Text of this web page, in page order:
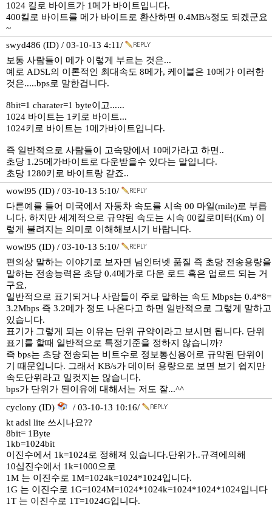
1024 킬로 바이트가 1메가 바이트입니다.
400킬로 바이트를 메가 바이트로 환산하면 0.4MB/s정도 되겠군요
~
swyd486 (ID) / 03-10-13 4:11/
보통 사람들이 메가 이렇게 부르는 것은...
예로 ADSL의 이론적인 최대속도 8메가, 케이블은 10메가 이러한
것은.....bps로 말한겁니다.
8bit=1 charater=1 byte이고......
1024 바이트는 1키로 바이트...
1024키로 바이트는 1메가바이트입니다.
즉 일반적으로 사람들이 고속망에서 10메가라고 하면..
초당 1.25메가바이트로 다운받을수 있다는 말입니다.
초당 1280키로 바이트랑 같죠..
wowl95 (ID) / 03-10-13 5:10/
다른예를 들어 미국에서 자동차 속도를 시속 00 마일(mile)로 부릅
니다. 하지만 세계적으로 규약된 속도는 시속 00킬로미터(Km) 이
렇게 불려지는 의미로 이해해보시기 바랍니다.
wowl95 (ID) / 03-10-13 5:10/
편의상 말하는 이야기로 보자면 님인터넷 품질 즉 초당 전송용량을
말하는 전송능력은 초당 0.4메가로 다운 로드 혹은 업로드 되는 거
구요,
일반적으로 표기되거나 사람들이 주로 말하는 속도 Mbps는 0.4*8=
3.2Mbps 즉 3.2메가 정도 나온다고 하면 일반적으로 그렇게 말하고
있습니다.
표기가 그렇게 되는 이유는 단위 규약이라고 보시면 됩니다. 단위
표기를 할때 일반적으로 특정기준을 정하지 않습니까?
즉 bps는 초당 전송되는 비트수로 정보통신용어로 규약된 단위이
기 때문입니다. 그래서 KB/s가 데이터 용량으로 보면 보기 쉽지만
속도단위라고 일컷지는 않습니다.
bps가 단위가 된이유에 대해서는 저도 잘...^^
cyclony (ID)
/ 03-10-13 10:16/
kt adsl lite 쓰시나요??
8bit= 1Byte
1kb=1024bit
이진수에서 1k=1024로 정해져 있습니다.단위가..규격에의해
10십진수에서 1k=1000으로
1M 는 이진수로 1M=1024k=1024*1024입니다.
1G 는 이진수로 1G=1024M=1024*1024k=1024*1024*1024입니다
1T 는 이진수로 1T=1024G입니다.